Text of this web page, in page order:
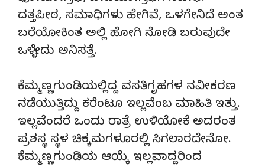
ದತ್ತಪೀಠ, ಸಮಾಧಿಗಳು ಹೇಗಿವೆ, ಒಳಗೇನಿದೆ ಅಂತ
ಬರೆಯೋಕಿಂತ ಅಲ್ಲಿ ಹೋಗಿ ನೋಡಿ ಬರುವುದೇ
ಒಳ್ಳೇದು ಅನಿಸತ್ತೆ.
ಕೆಮ್ಮಣ್ಣಗುಂಡಿಯಲ್ಲಿದ್ದ ವಸತಿಗೃಹಗಳ ನವೀಕರಣ
ನಡೆಯುತ್ತಿದ್ದು ಕರೆಂಟೂ ಇಲ್ಲವೆಂಬ ಮಾಹಿತಿ ಇತ್ತು.
ಇಲ್ಲವೆಂದರೆ ಒಂದು ರಾತ್ರೆ ಉಳಿಯೋಕೆ ಅದರಂತ
ಪ್ರಶಸ್ಥ ಸ್ಥಳ ಚಿಕ್ಕಮಗಳೂರಲ್ಲಿ ಸಿಗಲಾರದೇನೋ.
ಕೆಮ್ಮಣ್ಣಗುಂಡಿಯ ಆಯ್ಕೆ ಇಲ್ಲವಾದ್ದರಿಂದ